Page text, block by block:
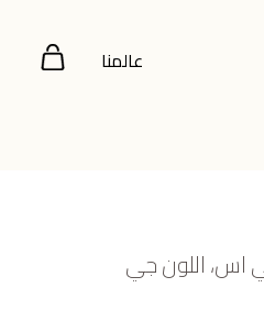
عالمنا
درجة ڤي اس، اللون جي